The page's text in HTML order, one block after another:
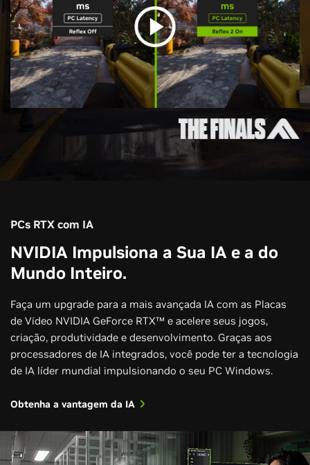
PCs RTX com IA
NVIDIA Impulsiona a Sua IA e a do
Mundo Inteiro.
Faça um upgrade para a mais avançada IA com as Placas
de Vídeo NVIDIA GeForce RTX™ e acelere seus jogos,
criação, produtividade e desenvolvimento. Graças aos
processadores de IA integrados, você pode ter a tecnologia
de IA líder mundial impulsionando o seu PC Windows.
Obtenha a vantagem da IA